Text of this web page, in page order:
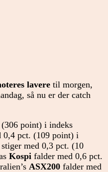
lavere til morgen,
så nu er der catch
point) i indeks
0,4 pct. (109 point) i
stiger med 0,3 pct. (10
Kospi falder med 0,6 pct.
ASX200 falder med